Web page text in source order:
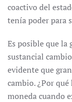
coactivo del
tenía poder para
Es posible que la
sustancial
evidente que
cambio. ¿Por
moneda cuando